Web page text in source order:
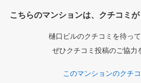
こちらのマンションは、クチコミ
樋口ビルのクチコミを待っ
ぜひクチコミ投稿のご協力
このマンションのクチ